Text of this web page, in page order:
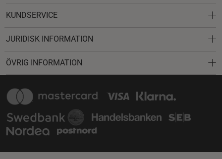
KUNDSERVICE
JURIDISK INFORMATION
ÖVRIG INFORMATION